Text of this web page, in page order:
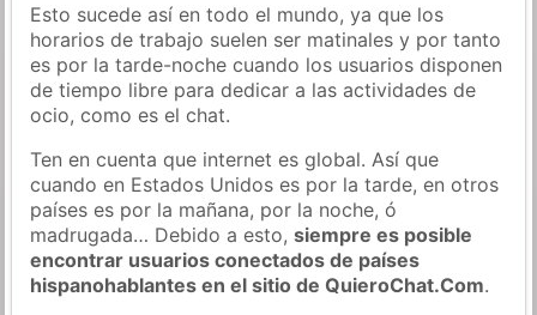
Esto sucede así en todo el mundo, ya que los
horarios de trabajo suelen ser matinales y por tanto
es por la tarde-noche cuando los usuarios disponen
de tiempo libre para dedicar a las actividades de
ocio, como es el chat.
Ten en cuenta que internet es global. Así que
cuando en Estados Unidos es por la tarde, en otros
países es por la mañana, por la noche, ó
madrugada… Debido a esto,siempre es posible
encontrar usuarios conectados de países
hispanohablantes en el sitio de QuieroChat.Com.